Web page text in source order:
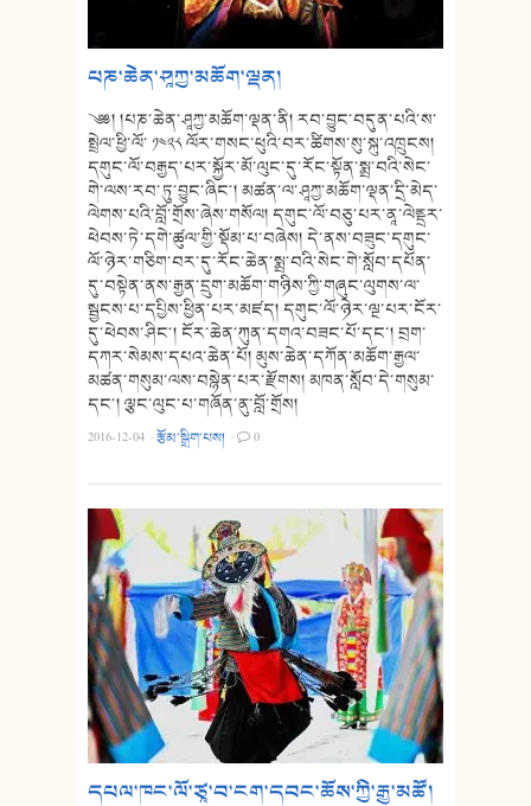
པཎ་ཆེན་ཤཱཀྱ་མཆོག་ལྡན།
༄༅། །པཎ་ཆེན་ཤཱཀྱ་མཆོག་ལྡན་ནི། རབ་བྱུང་བདུན་པའི་ས་
སྤྲེལ་ཕྱི་ལོ་ ༡༤༢༨ ལོར་གསང་ཕུའི་བར་ཚིགས་སུ་སྐུ་འཁྲུངས།
དགུང་ལོ་བརྒྱད་པར་སྐྱོར་མོ་ལུང་དུ་རོང་སྟོན་སྨྲ་བའི་སེང་
གེ་ལས་རབ་ཏུ་བྱུང་ཞིང༌། མཚན་ལ་ཤཱཀྱ་མཆོག་ལྡན་དྲི་མེད་
ལེགས་པའི་བློ་གྲོས་ཞེས་གསོལ། དགུང་ལོ་བཅུ་པར་ནཱ་ལེནྡྲར་
ཕེབས་ཏེ་དགེ་ཚུལ་གྱི་སྡོམ་པ་བཞེས། དེ་ནས་བཟུང་དགུང་
ལོ་ཉེར་གཅིག་བར་དུ་རོང་ཆེན་སྨྲ་བའི་སེང་གེ་སློབ་དཔོན་
དུ་བསྟེན་ནས་རྒྱན་དྲུག་མཆོག་གཉིས་ཀྱི་གཞུང་ལུགས་ལ་
སྦྱངས་པ་དཔྱིས་ཕྱིན་པར་མཛད། དགུང་ལོ་ཉེར་ལྔ་པར་ངོར་
དུ་ཕེབས་ཤིང༌། ངོར་ཆེན་ཀུན་དགའ་བཟང་པོ་དང་། བྲག་
དཀར་སེམས་དཔའ་ཆེན་པོ། མུས་ཆེན་དཀོན་མཆོག་རྒྱལ་
མཚན་གསུམ་ལས་བསྙེན་པར་རྫོགས། མཁན་སློབ་དེ་གསུམ་
དང༌། ལྕང་ལུང་པ་གཞོན་ནུ་བློ་གྲོས།
2016-12-04 ·རྩོམ་སྒྲིག་པས། · 0
དཔལ་ཁང་ལོ་ཙཱ་བ་ངག་དབང་ཆོས་ཀྱི་རྒྱ་མཚོ།